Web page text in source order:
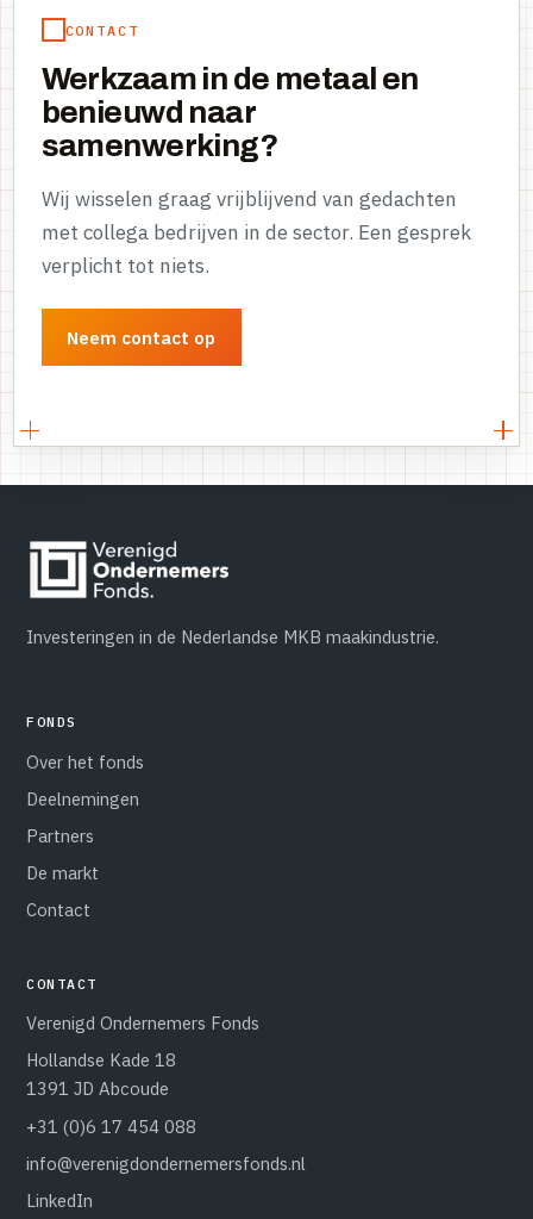
CONTACT
Werkzaam in de metaal en
benieuwd naar
samenwerking?
Wij wisselen graag vrijblijvend van gedachten
met collega bedrijven in de sector. Een gesprek
verplicht tot niets.
Neem contact op
Investeringen in de Nederlandse MKB maakindustrie.
FONDS
Over het fonds
Deelnemingen
Partners
De markt
Contact
CONTACT
Verenigd Ondernemers Fonds
Hollandse Kade 18
1391 JD Abcoude
+31 (0)6 17 454 088
info@verenigdondernemersfonds.nl
LinkedIn